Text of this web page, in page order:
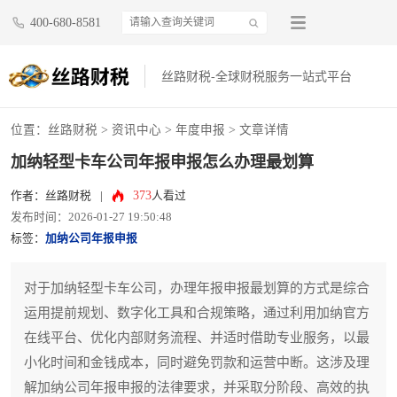
400-680-8581
丝路财税-全球财税服务一站式平台
位置： 丝路财税 > 资讯中心 > 年度申报 > 文章详情
加纳轻型卡车公司年报申报怎么办理最划算
作者：丝路财税 373人看过
发布时间：2026-01-27 19:50:48
标签： 加纳公司年报申报
对于加纳轻型卡车公司，办理年报申报最划算的方式是综合
运用提前规划、数字化工具和合规策略，通过利用加纳官方
在线平台、优化内部财务流程、并适时借助专业服务，以最
小化时间和金钱成本，同时避免罚款和运营中断。这涉及理
解加纳公司年报申报的法律要求，并采取分阶段、高效的执